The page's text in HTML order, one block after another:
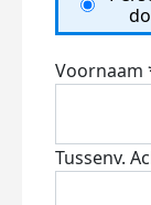
Voornaam
Tussenv.